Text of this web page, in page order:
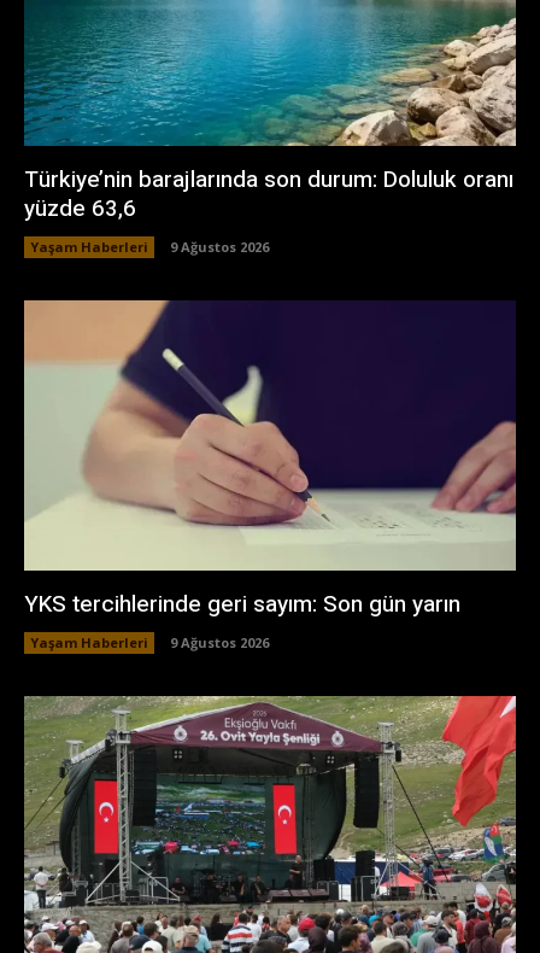
Türkiye’nin barajlarında son durum: Doluluk oranı
yüzde 63,6
Yaşam Haberleri 9 Ağustos 2026
YKS tercihlerinde geri sayım: Son gün yarın
Yaşam Haberleri 9 Ağustos 2026